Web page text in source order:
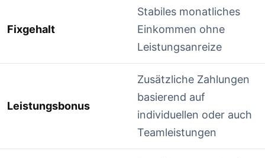
Fixgehalt
Stabiles monatliches
Einkommen ohne
Leistungsanreize
Leistungsbonus
Zusätzliche Zahlungen
basierend auf
individuellen oder auch⁣
Teamleistungen